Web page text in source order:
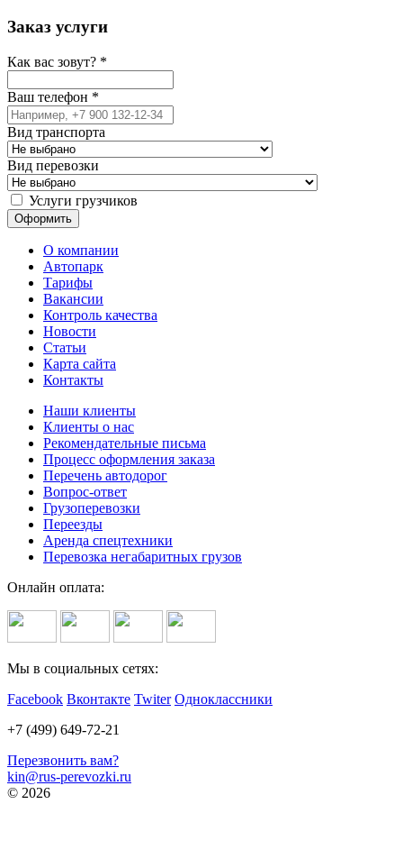
Заказ услуги
Как вас зовут? *
Ваш телефон *
Вид транспорта
Вид перевозки
Услуги грузчиков
О компании
Автопарк
Тарифы
Вакансии
Контроль качества
Новости
Статьи
Карта сайта
Контакты
Наши клиенты
Клиенты о нас
Рекомендательные письма
Процесс оформления заказа
Перечень автодорог
Вопрос-ответ
Грузоперевозки
Переезды
Аренда спецтехники
Перевозка негабаритных грузов
Онлайн оплата:
Мы в социальных сетях:
Facebook Вконтакте Twiter Одноклассники
+7 (499) 649-72-21
Перезвонить вам?
kin@rus-perevozki.ru
© 2026